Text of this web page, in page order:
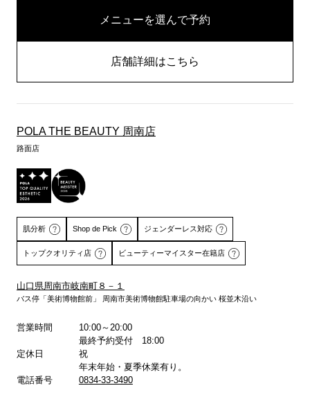
メニューを選んで予約
店舗詳細はこちら
POLA THE BEAUTY 周南店
路面店
肌分析 Shop de Pick ジェンダーレス対応
トップクオリティ店 ビューティーマイスター在籍店
山口県周南市岐南町８－１
バス停「美術博物館前」 周南市美術博物館駐車場の向かい 桜並木沿い
営業時間
10:00～20:00
最終予約受付 18:00
定休日
祝
年末年始・夏季休業有り。
電話番号
0834-33-3490